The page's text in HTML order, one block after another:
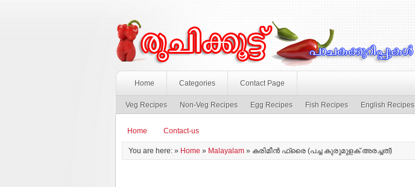
Home Categories Contact Page
Veg Recipes Non-Veg Recipes Egg Recipes Fish Recipes English Recipes
Home Contact-us
You are here: » Home » Malayalam » കരിമീന്‍ ഫ്രൈ (പച്ച കുരുമുളക് അരച്ചത്‌)